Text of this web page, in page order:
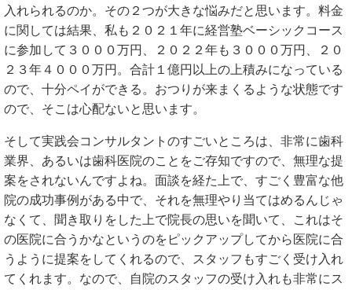
入れられるのか。その２つが大きな悩みだと思います。料金
に関しては結果、私も２０２１年に経営塾ベーシックコース
に参加して３０００万円、２０２２年も３０００万円、２０
２３年４０００万円。合計１億円以上の上積みになっている
ので、十分ペイができる。おつりが来まくるような状態です
ので、そこは心配ないと思います。
そして実践会コンサルタントのすごいところは、非常に歯科
業界、あるいは歯科医院のことをご存知ですので、無理な提
案をされないんですよね。面談を経た上で、すごく豊富な他
院の成功事例がある中で、それを無理やり当てはめるんじゃ
なくて、聞き取りをした上で院長の思いを聞いて、これはそ
の医院に合うかなというのをピックアップしてから医院に合
うように提案をしてくれるので、スタッフもすごく受け入れ
てくれます。なので、自院のスタッフの受け入れも非常にス